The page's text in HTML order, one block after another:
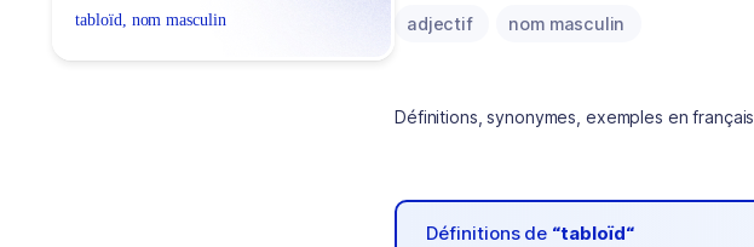
tabloïd, nom masculin
adjectif nom masculin
Définitions, synonymes, exemples en français
Définitions de “tabloïd“